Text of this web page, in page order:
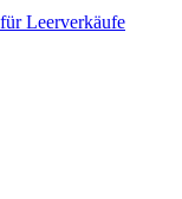
Leerverkäufe